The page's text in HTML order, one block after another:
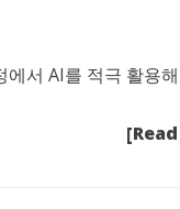
서 AI를 적극 활용